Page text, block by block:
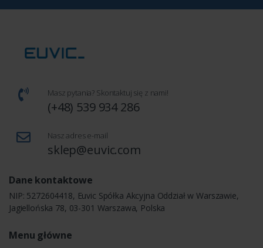
Masz pytania? Skontaktuj się z nami!
(+48) 539 934 286
Nasz adres e-mail
sklep@euvic.com
Dane kontaktowe
NIP: 5272604418, Euvic Spółka Akcyjna Oddział w Warszawie,
Jagiellońska 78, 03-301 Warszawa, Polska
Menu główne